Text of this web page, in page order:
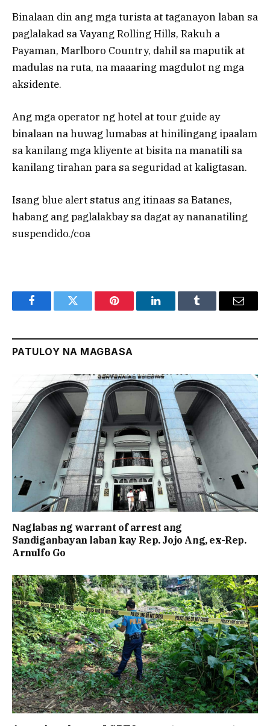
Binalaan din ang mga turista at taganayon laban sa
paglalakad sa Vayang Rolling Hills, Rakuh a
Payaman, Marlboro Country, dahil sa maputik at
madulas na ruta, na maaaring magdulot ng mga
aksidente.
Ang mga operator ng hotel at tour guide ay
binalaan na huwag lumabas at hinilingang ipaalam
sa kanilang mga kliyente at bisita na manatili sa
kanilang tirahan para sa seguridad at kaligtasan.
Isang blue alert status ang itinaas sa Batanes,
habang ang paglalakbay sa dagat ay nananatiling
suspendido./coa
FacebookTwitter Pinterest LinkedInTumblr Email
PATULOY NA MAGBASA
Naglabas ng warrant of arrest ang
Sandiganbayan laban kay Rep. Jojo Ang, ex-Rep.
Arnulfo Go